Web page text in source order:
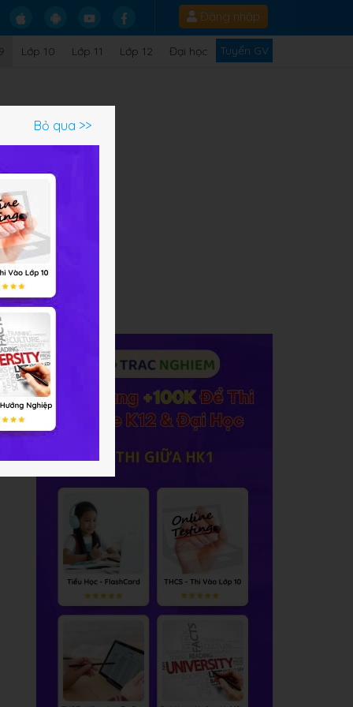
Đăng nhập
Lớp 10 Lớp 11 Lớp 12 Đại học Tuyển GV
Bỏ qua >>